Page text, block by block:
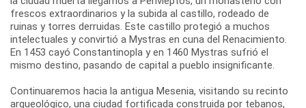
frescos extraordinarios y la subida al castillo, rodeado de
ruinas y torres derruidas. Este castillo protegió a muchos
intelectuales y convirtió a Mystras en cuna del Renacimiento.
En 1453 cayó Constantinopla y en 1460 Mystras sufrió el
mismo destino, pasando de capital a pueblo insignificante.
Continuaremos hacia la antigua Mesenia, visitando su recinto
arqueológico, una ciudad fortificada construida por tebanos,